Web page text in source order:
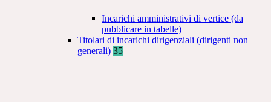
Incarichi amministrativi di vertice (da
pubblicare in tabelle)
Titolari di incarichi dirigenziali (dirigenti non
generali) 35